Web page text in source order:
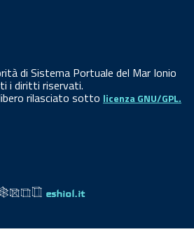
di Sistema Portuale del Mar Ionio
i diritti riservati.
rilasciato sotto licenza GNU/GPL.
eshiol.it